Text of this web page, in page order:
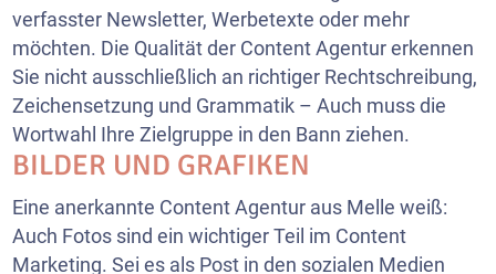
verfasster Newsletter, Werbetexte oder mehr
möchten. Die Qualität der Content Agentur erkennen
Sie nicht ausschließlich an richtiger Rechtschreibung,
Zeichensetzung und Grammatik – Auch muss die
Wortwahl Ihre Zielgruppe in den Bann ziehen.
BILDER UND GRAFIKEN
Eine anerkannte Content Agentur aus Melle weiß:
Auch Fotos sind ein wichtiger Teil im Content
Marketing. Sei es als Post in den sozialen Medien